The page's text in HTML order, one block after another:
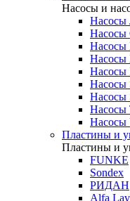
Насосы и
Насосы
Насосы
Насосы
Насосы
Насосы
Насосы
Насосы
Насосы
Пластины и
Пластины и
FUNKE
Sondex
РИДАН
Alfa